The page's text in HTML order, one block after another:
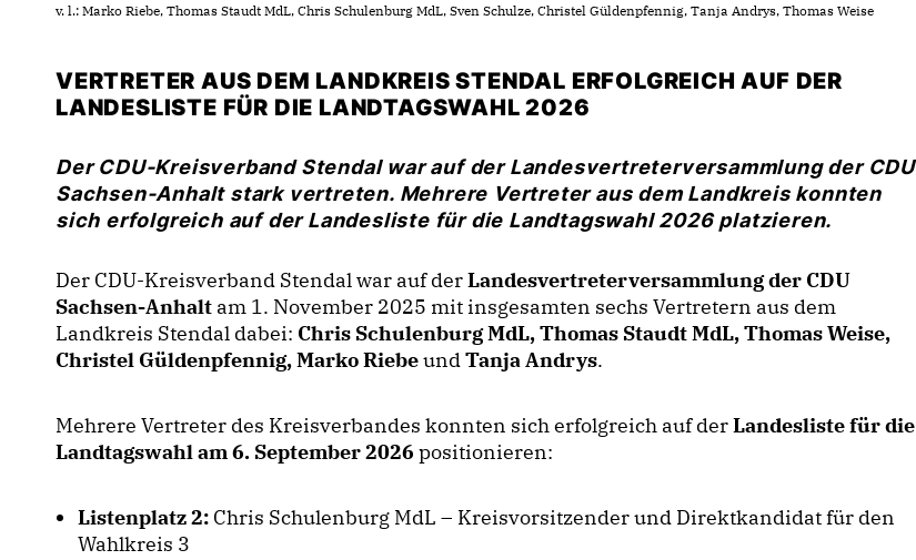
v. l.: Marko Riebe, Thomas Staudt MdL, Chris Schulenburg MdL, Sven Schulze, Christel Güldenpfennig, Tanja Andrys, Thomas Weise
VERTRETER AUS DEM LANDKREIS STENDAL ERFOLGREICH AUF DER
LANDESLISTE FÜR DIE LANDTAGSWAHL 2026
Der CDU-Kreisverband Stendal war auf der Landesvertreterversammlung der CDU
Sachsen-Anhalt stark vertreten. Mehrere Vertreter aus dem Landkreis konnten
sich erfolgreich auf der Landesliste für die Landtagswahl 2026 platzieren.
Der CDU-Kreisverband Stendal war auf derLandesvertreterversammlung der CDU
Sachsen-Anhalt am 1. November 2025 mit insgesamten sechs Vertretern aus dem
Landkreis Stendal dabei: Chris Schulenburg MdL, Thomas Staudt MdL, Thomas Weise,
Christel Güldenpfennig, Marko Riebeund Tanja Andrys.
Mehrere Vertreter des Kreisverbandes konnten sich erfolgreich auf derLandesliste für die
Landtagswahl am 6. September 2026 positionieren:
Listenplatz 2: Chris Schulenburg MdL – Kreisvorsitzender und Direktkandidat für den
Wahlkreis 3